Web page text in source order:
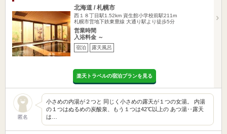
北海道 / 札幌市
西１８丁目駅1.52km 資生館小学校前駅211m
札幌市営地下鉄東豊線 大通り駅より徒歩5分
営業時間
入浴料金 ～
宿泊 露天風呂
楽天トラベルの宿泊プランを見る
匿名
小さめの内湯が２つと 同じく小さめの露天が１つの女湯。 内湯
の１つはぬるめの炭酸泉、もう１つは42℃以上の あつ湯‥露天
は…